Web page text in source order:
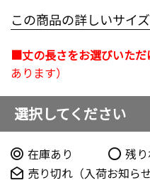
この商品の詳しいサイ
■丈の長さをお選びいただ
あります）
選択してください
在庫あり 残
売り切れ（入荷お知ら